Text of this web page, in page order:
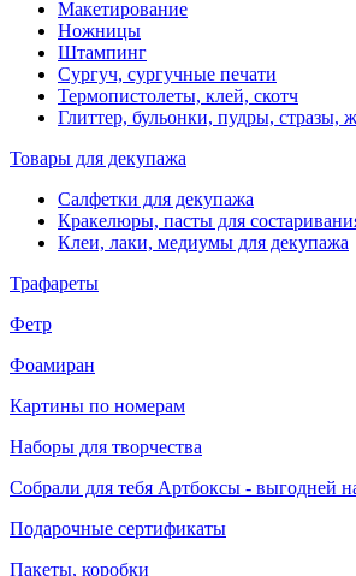
Макетирование
Ножницы
Штампинг
Сургуч, сургучные печати
Термопистолеты, клей, скотч
Глиттер, бульонки, пудры, стразы,
Товары для декупажа
Салфетки для декупажа
Кракелюры, пасты для
Клеи, лаки, медиумы для декупажа
Трафареты
Фетр
Фоамиран
Картины по номерам
Наборы для творчества
Собрали для тебя Артбоксы - выгодней
Подарочные сертификаты
Пакеты, коробки